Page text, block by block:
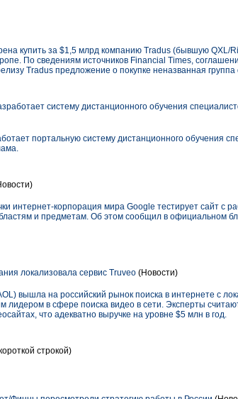
купить за $1,5 млрд компанию Tradus (бывшую
По сведениям источников Financial Times,
Tradus предложение о покупке неназванная
систему дистанционного обучения
портальную систему дистанционного обучения
интернет-корпорация мира Google тестирует сайт с
и предметам. Об этом сообщил в официальном
локализовала сервис Truveo (Новости)
вышла на российский рынок поиска в интернете с
лидером в сфере поиска видео в сети. Эксперты
что адекватно выручке на уровне $5 млн в год.
строкой)